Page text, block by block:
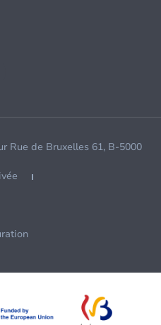
Rue de Bruxelles 61, B-5000